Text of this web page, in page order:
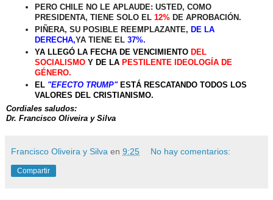
PERO CHILE NO LE APLAUDE: USTED, COMO
PRESIDENTA, TIENE SOLO EL 12% DE APROBACIÓN.
PIÑERA, SU POSIBLE REEMPLAZANTE, DE LA
DERECHA,YA TIENE EL 37%.
YA LLEGÓ LA FECHA DE VENCIMIENTO DEL
SOCIALISMO Y DE LA PESTILENTE IDEOLOGÍA DE
GÉNERO.
EL "EFECTO TRUMP" ESTÁ RESCATANDO TODOS LOS
VALORES DEL CRISTIANISMO.
Cordiales saludos:
Dr. Francisco Oliveira y Silva
Francisco Oliveira y Silva en 9:25 No hay comentarios:
Compartir